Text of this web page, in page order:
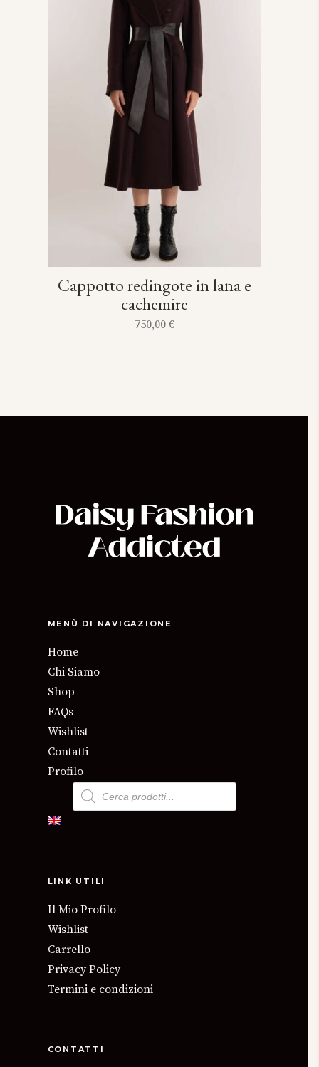
Cappotto redingote in lana e
cachemire
750,00 €
MENÙ DI NAVIGAZIONE
Home
Chi Siamo
Shop
FAQs
Wishlist
Contatti
Profilo
Products
search
LINK UTILI
Il Mio Profilo
Wishlist
Carrello
Privacy Policy
Termini e condizioni
CONTATTI